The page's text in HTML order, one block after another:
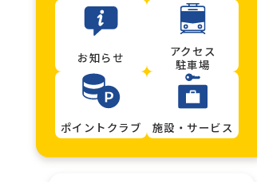
お知らせ
アクセス
駐車場
ポイントクラブ 施設・サービス